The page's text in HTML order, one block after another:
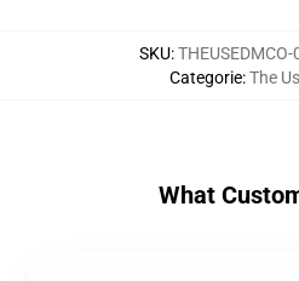
SKU:THEUSEDMCO-
Categorie:The
What